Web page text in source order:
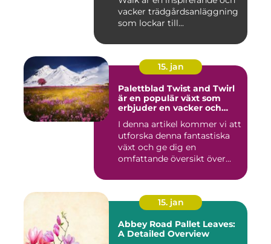
vacker trädgårdsanläggning
som lockar till...
15. jan
Palettblad Twist and Twirl
är en populär växt som
erbjuder en vacker och
ditt hem eller trädgård
I denna artikel kommer vi att
utforska denna fantastiska
växt och ge dig en
omfattande översikt över...
15. jan
Abbey Road Pallet Leaves:
A Detailed Overview